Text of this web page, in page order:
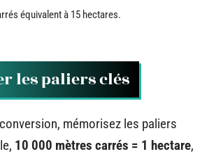
équivalent à 15 hectares.
les paliers clés
mémorisez les paliers
10 000 mètres carrés = 1 hectare,